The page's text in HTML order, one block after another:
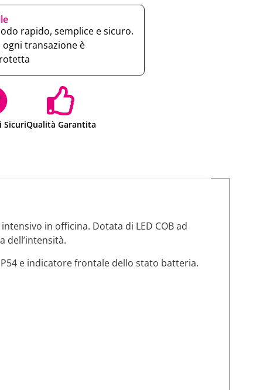
rapido, semplice e sicuro.
transazione è
SicuriQualità Garantita
in officina. Dotata di LED COB ad
dell’intensità.
e indicatore frontale dello stato batteria.